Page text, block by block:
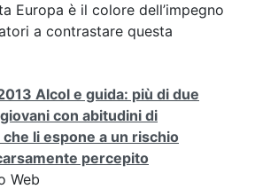
Europa è il colore dell’impegno
a contrastare questa
Alcol e guida: più di due
con abitudini di
li espone a un rischio
percepito
Web